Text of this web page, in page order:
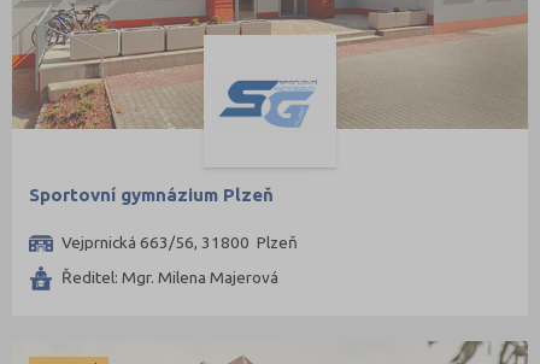
Sportovní gymnázium Plzeň
Vejprnická 663/56, 31800 Plzeň
Ředitel: Mgr. Milena Majerová